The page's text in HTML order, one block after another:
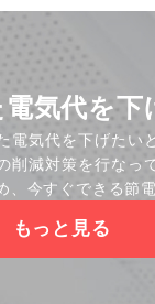
気代を下
電気代を下げたい
削減対策を行なっ
、今すぐできる節電
もっと見る